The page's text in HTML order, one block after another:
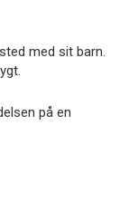
med sit barn.
på en